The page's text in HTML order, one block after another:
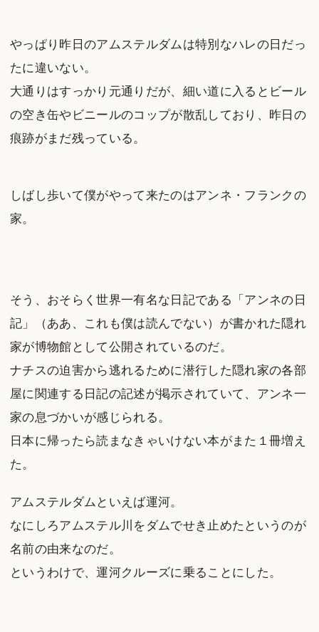
やっぱり昨日のアムステルダムは特別なハレの日だっ
たに違いない。
大通りはすっかり元通りだが、細い道に入るとビール
の空き缶やビニールのコップが散乱しており、昨日の
痕跡がまだ残っている。
しばし歩いて僕がやって来たのはアンネ・フランクの
家。
そう、おそらく世界一有名な日記である「アンネの日
記」（ああ、これも僕は読んでない）が書かれた隠れ
家が博物館として公開されているのだ。
ナチスの迫害から逃れるために潜行した隠れ家の各部
屋に関連する日記の記述が掲示されていて、アンネ一
家の息づかいが感じられる。
日本に帰ったら読まなきゃいけない本がまた１冊増え
た。
アムステルダムといえば運河。
なにしろアムステル川をダムでせき止めたというのが
名前の由来なのだ。
というわけで、運河クルーズに乗ることにした。